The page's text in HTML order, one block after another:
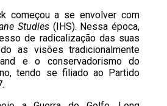
começou a se envolver com
Studies(IHS). Nessa época,
de radicalização das suas
as visões tradicionalmente
e o conservadorismo do
tendo se filiado ao Partido